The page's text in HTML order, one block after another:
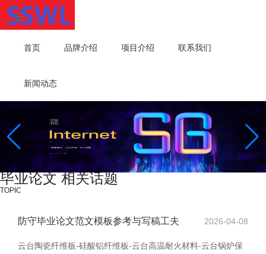
首页 品牌介绍 项目介绍 联系我们
新闻动态
毕业论文 相关话题
TOPIC
防守毕业论文范文模板参考与写稿工夫 2026-04-08
云台陶瓷纤维板-硅酸铝纤维板-云台高温耐火材料-云台锅炉保